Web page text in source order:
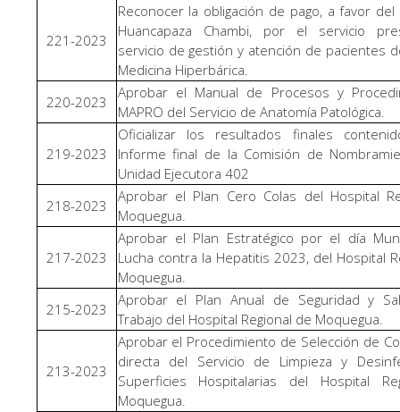
221-2023
Reconocer la obligación de pago, a favor del
Huancapaza Chambi, por el servicio
servicio de gestión y atención de pacientes
Medicina Hiperbárica.
220-2023
Aprobar el Manual de Procesos y
MAPRO del Servicio de Anatomía Patológica.
219-2023
Oficializar los resultados finales
Informe final de la Comisión de
Unidad Ejecutora 402
218-2023
Aprobar el Plan Cero Colas del Hospital
Moquegua.
217-2023
Aprobar el Plan Estratégico por el día
Lucha contra la Hepatitis 2023, del Hospital
Moquegua.
215-2023
Aprobar el Plan Anual de Seguridad y
Trabajo del Hospital Regional de Moquegua.
213-2023
Aprobar el Procedimiento de Selección de
directa del Servicio de Limpieza y
Superficies Hospitalarias del Hospital
Moquegua.